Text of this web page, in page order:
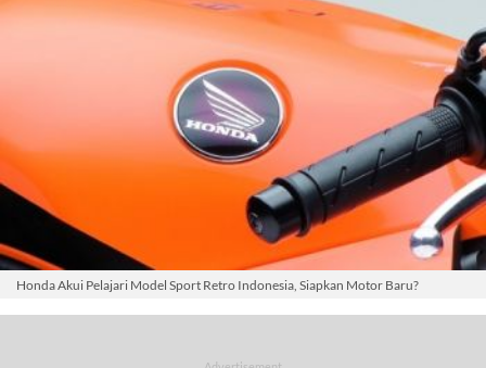
Honda Akui Pelajari Model Sport Retro Indonesia, Siapkan Motor Baru?